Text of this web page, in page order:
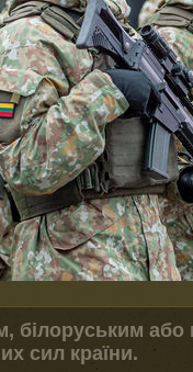
білоруським або
сил країни.